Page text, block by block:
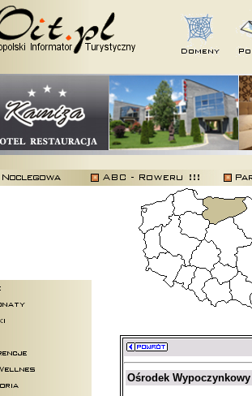
Ośrodek